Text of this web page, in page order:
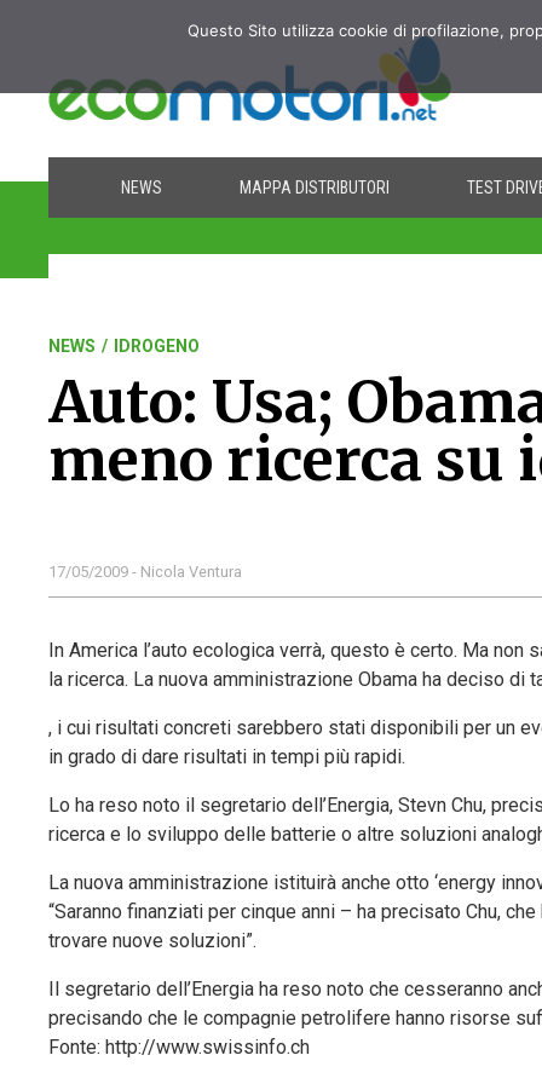
NEWS MAPPA DISTRIBUTORI TEST
NEWS / IDROGENO
Auto: Usa;
meno ricerca su
17/05/2009 - Nicola Ventura
In America l’auto ecologica verrà, questo è certo. Ma non
la ricerca. La nuova amministrazione Obama ha deciso di
, i cui risultati concreti sarebbero stati disponibili per un
in grado di dare risultati in tempi più rapidi.
Lo ha reso noto il segretario dell’Energia, Stevn Chu,
ricerca e lo sviluppo delle batterie o altre soluzioni
La nuova amministrazione istituirà anche otto ‘energy
“Saranno finanziati per cinque anni – ha precisato Chu,
trovare nuove soluzioni”.
Il segretario dell’Energia ha reso noto che cesseranno
precisando che le compagnie petrolifere hanno risorse
Fonte: http://www.swissinfo.ch
Questo Sito utilizza cookie di profilazione,